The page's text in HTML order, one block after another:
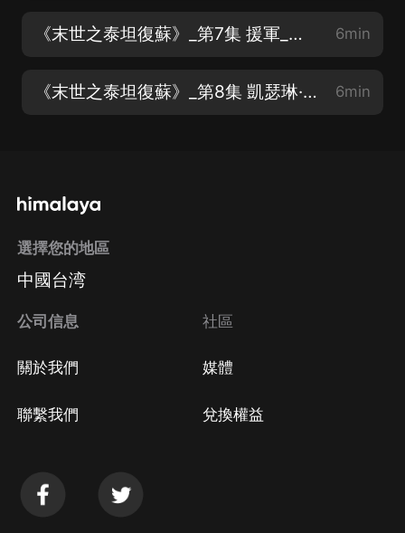
《末世之泰坦復蘇》_第7集 援軍_求訂閱求關注求月票 6min
《末世之泰坦復蘇》_第8集 凱瑟琳·卡洛斯_求訂閱求關注求月票 6min
選擇您的地區
中國台湾
公司信息
關於我們
聯繫我們
社區
媒體
兌換權益